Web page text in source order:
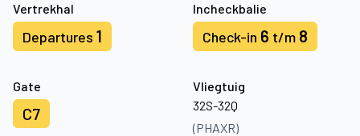
Vertrekhal
Departures 1
Incheckbalie
Check-in 6 t/m 8
Gate
C7
Vliegtuig
32S-32Q
(PHAXR)